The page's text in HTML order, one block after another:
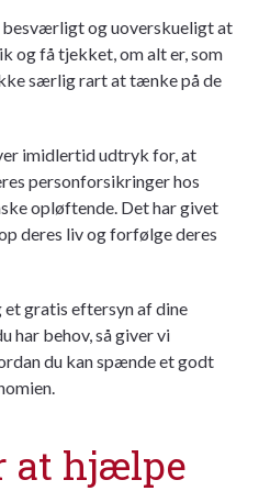
og uoverskueligt at
og få tjekket, om alt er, som
særlig rart at tænke på de
imidlertid udtryk for, at
personforsikringer hos
opløftende. Det har givet
deres liv og forfølge deres
gratis eftersyn af dine
har behov, så giver vi
du kan spænde et godt
at hjælpe